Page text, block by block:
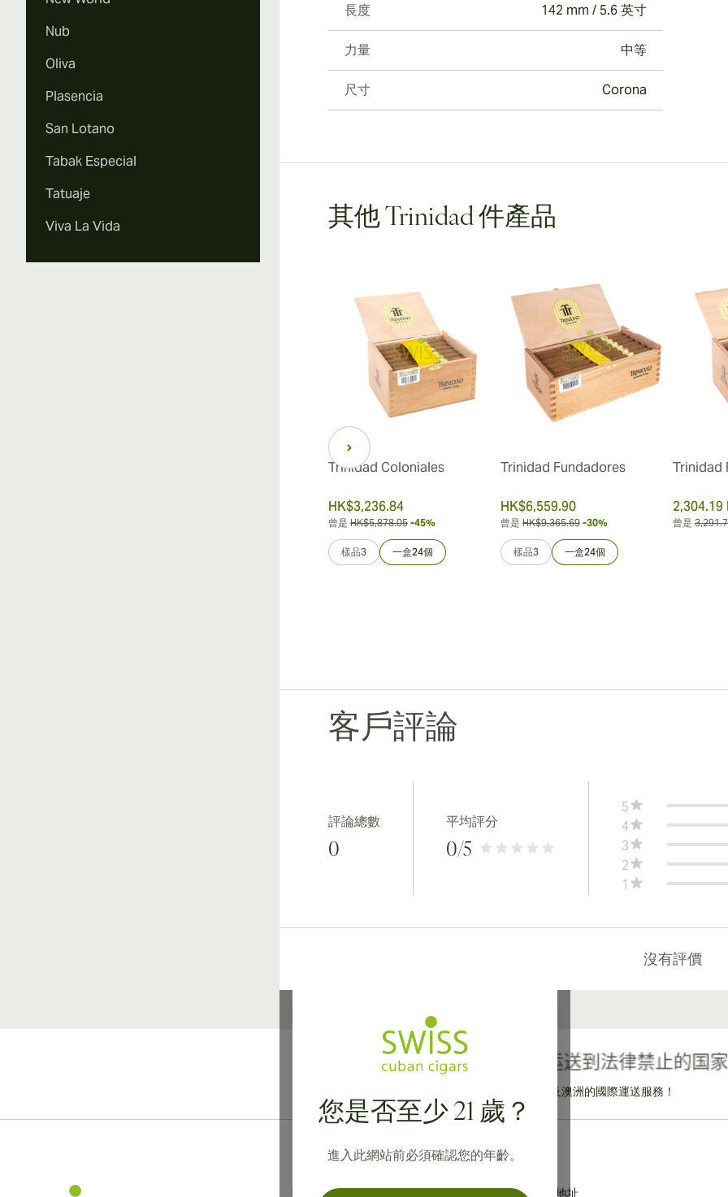
Nub
Oliva
Plasencia
San Lotano
Tabak Especial
Tatuaje
Viva La Vida
長度 142 mm / 5.6 英寸
力量 中等
尺寸 Corona
其他 Trinidad 件產品
Trinidad Coloniales
HK$3,236.84
曾是 HK$5,878.05 -45%
樣品3 一盒24個
Trinidad Fundadores
HK$6,559.90
曾是 HK$9,365.69 -30%
樣品3 一盒24個
Trinidad
2,304.19
曾是
客戶評論
評論總數
0
平均評分
0/5
5
4
3
2
1
沒有評價
您是否至少 21 歲？
進入此網站前必須確認您的年齡。
提供寄往加拿大、英國及澳洲的國際運送服務！
地址
資訊